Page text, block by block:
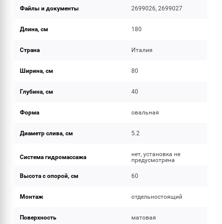
Файлы и документы 2699026, 2699027
Длина, см 180
Страна Италия
Ширина, см 80
Глубина, см 40
Форма овальная
Диаметр слива, см 5.2
Система гидромассажа
нет, установка не
предусмотрена
Высота с опорой, см 60
Монтаж отдельностоящий
Поверхность матовая